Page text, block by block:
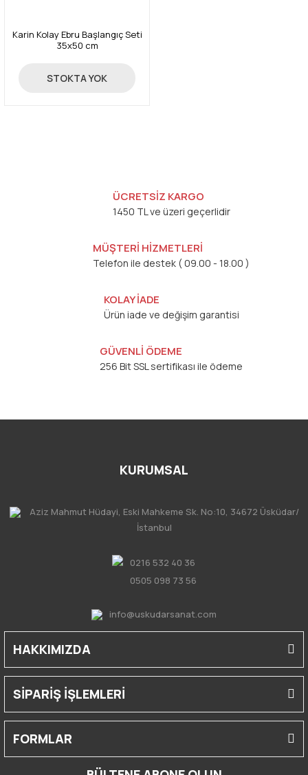
Karin Kolay Ebru Başlangıç Seti
35x50 cm
1.795,00 TL
STOKTA YOK
ÜCRETSİZ KARGO
1450 TL ve üzeri geçerlidir
MÜŞTERİ HİZMETLERİ
Telefon ile destek ( 09.00 - 18.00 )
KOLAY İADE
Ürün iade ve değişim garantisi
GÜVENLİ ÖDEME
256 Bit SSL sertifikası ile ödeme
KURUMSAL
Aziz Mahmut Hüdayi, Eski Mahkeme Sk. No:10, 34672 Üsküdar/
İstanbul
0216 532 40 36
0505 098 73 56
info@uskudarsanat.com
HAKKIMIZDA
SİPARİŞ İŞLEMLERİ
FORMLAR